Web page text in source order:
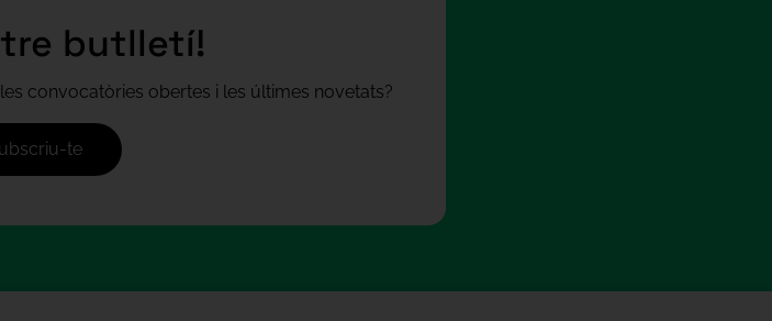
butlletí!
convocatòries obertes i les últimes novetats?
te